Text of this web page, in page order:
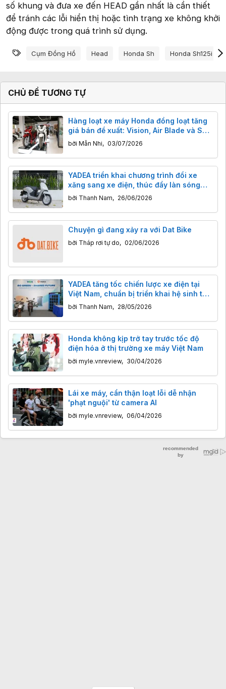
số khung và đưa xe đến HEAD gần nhất là cần thiết
để tránh các lỗi hiển thị hoặc tình trạng xe không khởi
động được trong quá trình sử dụng.
Từ khóa
Cụm Đồng Hồ Head Honda Sh Honda Sh125i
CHỦ ĐỀ TƯƠNG TỰ
Hàng loạt xe máy Honda đồng loạt tăng
giá bán đề xuất: Vision, Air Blade và SH
đều bị ảnh hưởng
bởi Mẫn Nhi, 03/07/2026
YADEA triển khai chương trình đổi xe
xăng sang xe điện, thúc đẩy làn sóng
chuyển đổi xe xanh tại Việt Nam
bởi Thanh Nam, 26/06/2026
Chuyện gì đang xảy ra với Dat Bike
bởi Tháp rơi tự do, 02/06/2026
YADEA tăng tốc chiến lược xe điện tại
Việt Nam, chuẩn bị triển khai hệ sinh thái
đổi pin dùng chung
bởi Thanh Nam, 28/05/2026
Honda không kịp trở tay trước tốc độ
điện hóa ở thị trường xe máy Việt Nam
bởi myle.vnreview, 30/04/2026
Lái xe máy, cẩn thận loạt lỗi dễ nhận
'phạt nguội' từ camera AI
bởi myle.vnreview, 06/04/2026